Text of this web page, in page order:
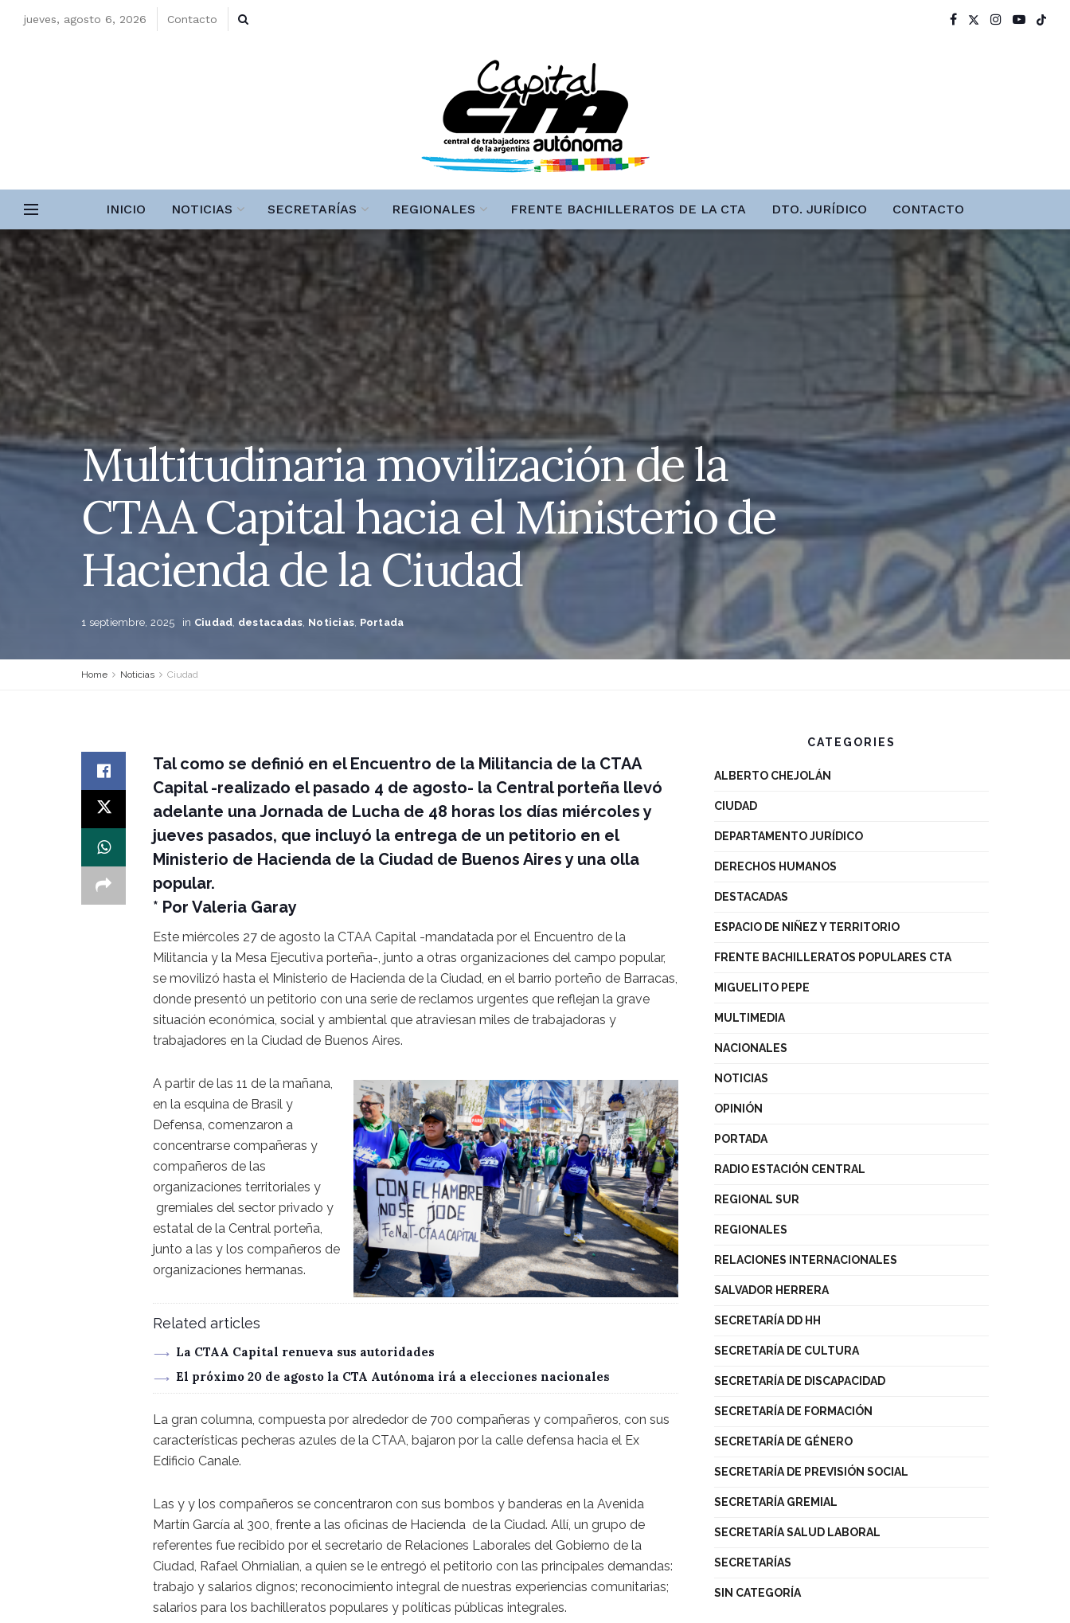
jueves, agosto 6, 2026 Contacto
INICIO NOTICIAS SECRETARÍAS REGIONALES FRENTE BACHILLERATOS DE LA CTA DTO. JURÍDICO CONTACTO
Multitudinaria movilización de la
CTAA Capital hacia el Ministerio de
Hacienda de la Ciudad
1 septiembre, 2025 in Ciudad, destacadas, Noticias, Portada
Home Noticias Ciudad
Tal como se definió en el Encuentro de la Militancia de la CTAA
Capital -realizado el pasado 4 de agosto- la Central porteña llevó
adelante una Jornada de Lucha de 48 horas los días miércoles y
jueves pasados, que incluyó la entrega de un petitorio en el
Ministerio de Hacienda de la Ciudad de Buenos Aires y una olla
popular.
* Por Valeria Garay
Este miércoles 27 de agosto la CTAA Capital -mandatada por el Encuentro de la
Militancia y la Mesa Ejecutiva porteña-, junto a otras organizaciones del campo popular,
se movilizó hasta el Ministerio de Hacienda de la Ciudad, en el barrio porteño de Barracas,
donde presentó un petitorio con una serie de reclamos urgentes que reflejan la grave
situación económica, social y ambiental que atraviesan miles de trabajadoras y
trabajadores en la Ciudad de Buenos Aires.
A partir de las 11 de la mañana,
en la esquina de Brasil y
Defensa, comenzaron a
concentrarse compañeras y
compañeros de las
organizaciones territoriales y
gremiales del sector privado y
estatal de la Central porteña,
junto a las y los compañeros de
organizaciones hermanas.
Related articles
La CTAA Capital renueva sus autoridades
El próximo 20 de agosto la CTA Autónoma irá a elecciones nacionales
La gran columna, compuesta por alrededor de 700 compañeras y compañeros, con sus
características pecheras azules de la CTAA, bajaron por la calle defensa hacia el Ex
Edificio Canale.
Las y y los compañeros se concentraron con sus bombos y banderas en la Avenida
Martín García al 300, frente a las oficinas de Hacienda de la Ciudad. Allí, un grupo de
referentes fue recibido por el secretario de Relaciones Laborales del Gobierno de la
Ciudad, Rafael Ohrnialian, a quien se le entregó el petitorio con las principales demandas:
trabajo y salarios dignos; reconocimiento integral de nuestras experiencias comunitarias;
salarios para los bachilleratos populares y políticas públicas integrales.
CATEGORIES
ALBERTO CHEJOLÁN
CIUDAD
DEPARTAMENTO JURÍDICO
DERECHOS HUMANOS
DESTACADAS
ESPACIO DE NIÑEZ Y TERRITORIO
FRENTE BACHILLERATOS POPULARES CTA
MIGUELITO PEPE
MULTIMEDIA
NACIONALES
NOTICIAS
OPINIÓN
PORTADA
RADIO ESTACIÓN CENTRAL
REGIONAL SUR
REGIONALES
RELACIONES INTERNACIONALES
SALVADOR HERRERA
SECRETARÍA DD HH
SECRETARÍA DE CULTURA
SECRETARÍA DE DISCAPACIDAD
SECRETARÍA DE FORMACIÓN
SECRETARÍA DE GÉNERO
SECRETARÍA DE PREVISIÓN SOCIAL
SECRETARÍA GREMIAL
SECRETARÍA SALUD LABORAL
SECRETARÍAS
SIN CATEGORÍA